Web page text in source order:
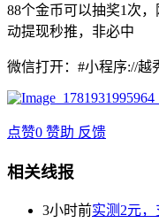
88个金币可以抽奖1次
动提现秒推，非必中
微信打开：#小程序://越
点赞0 赞助 反馈
相关线报
3小时前实测2元